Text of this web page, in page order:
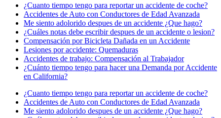
¿Cuanto tiempo tengo para reportar un accidente de coche?
Accidentes de Auto con Conductores de Edad Avanzada
Me siento adolorido despues de un accidente ¿Que hago?
¿Cuáles notas debe escribir despues de un accidente o lesion?
Compensación por Bicicleta Dañada en un Accidente
Lesiones por accidente: Quemaduras
Accidentes de trabajo: Compensación al Trabajador
¿Cuánto tiempo tengo para hacer una Demanda por Accidente
en California?
¿Cuanto tiempo tengo para reportar un accidente de coche?
Accidentes de Auto con Conductores de Edad Avanzada
Me siento adolorido despues de un accidente ¿Que hago?